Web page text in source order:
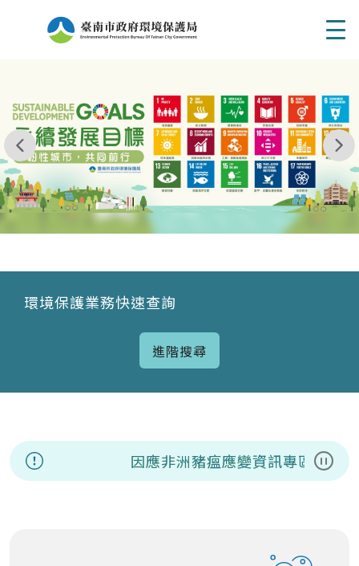
環境保護業務快速查詢
進階搜尋
暫停
因應非洲豬瘟應變資訊專區 8/7(